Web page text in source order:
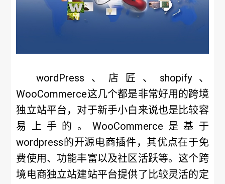
wordPress、店匠、shopify、
WooCommerce这几个都是非常好用的跨境
独立站平台，对于新手小白来说也是比较容
易上手的。WooCommerce是基于
wordpress的开源电商插件，其优点在于免
费使用、功能丰富以及社区活跃等。这个跨
境电商独立站建站平台提供了比较灵活的定